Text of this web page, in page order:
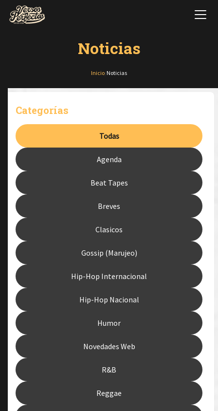
Noticias
Inicio Noticias
Categorías
Todas
Agenda
Beat Tapes
Breves
Clasicos
Gossip (Marujeo)
Hip-Hop Internacional
Hip-Hop Nacional
Humor
Novedades Web
R&B
Reggae